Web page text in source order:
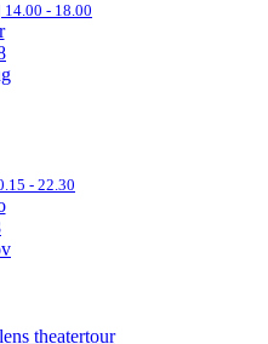
14.00 - 18.00
- 22.30
theatertour